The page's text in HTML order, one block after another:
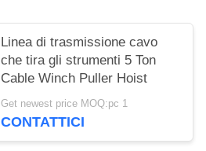
Linea di trasmissione cavo
che tira gli strumenti 5 Ton
Cable Winch Puller Hoist
Get newest price MOQ:pc 1
CONTATTICI